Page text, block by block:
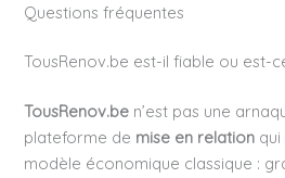
Questions fréquentes
TousRenov.be est-il fiable ou est-
TousRenov.be n’est pas une
plateforme de mise en relation
modèle économique classique :